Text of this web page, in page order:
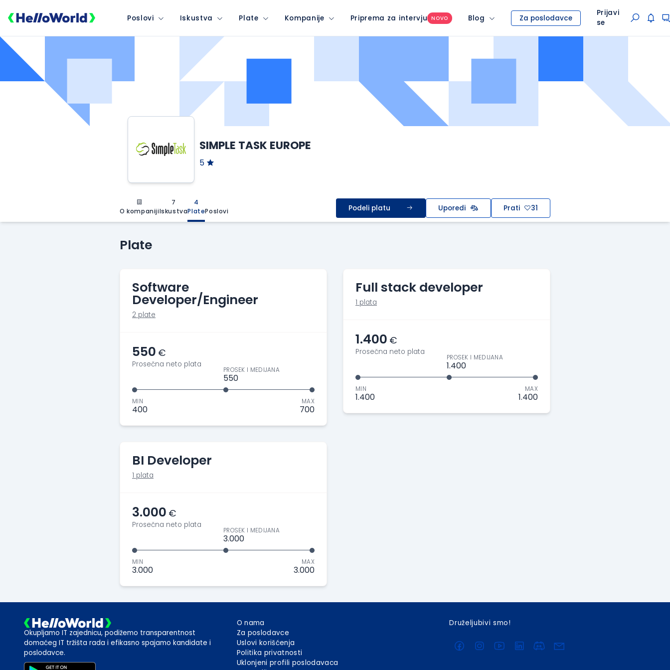
Poslovi Iskustva Plate Kompanije Priprema za intervju NOVO Blog Za poslodavce
Prijavi
se
SIMPLE TASK EUROPE
5
O kompaniji
7
Iskustva
4
PlatePoslovi Podeli platu Uporedi Prati 31
Plate
Software
Developer/Engineer
2 plate
550 €
Prosečna neto plata
MIN
400
PROSEK I MEDIJANA
550
MAX
700
Full stack developer
1 plata
1.400 €
Prosečna neto plata
MIN
1.400
PROSEK I MEDIJANA
1.400
MAX
1.400
BI Developer
1 plata
3.000 €
Prosečna neto plata
MIN
3.000
PROSEK I MEDIJANA
3.000
MAX
3.000
Okupljamo IT zajednicu, podižemo transparentnost
domaćeg IT tržišta rada i efikasno spajamo kandidate i
poslodavce.
O nama
Za poslodavce
Uslovi korišćenja
Politika privatnosti
Uklonjeni profili poslodavaca
Druželjubivi smo!